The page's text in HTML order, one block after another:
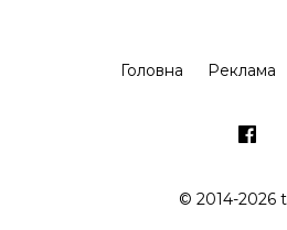
Головна Реклама
© 2014-2026